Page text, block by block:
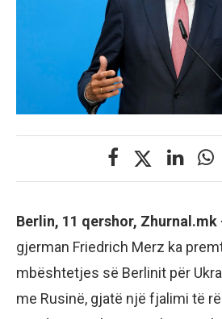
Berlin, 11 qershor, Zhurnal.mk
gjerman Friedrich Merz ka
mbështetjes së Berlinit për
me Rusinë, gjatë një fjalimi të